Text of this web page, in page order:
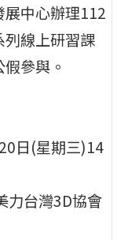
中心辦理112
線上研習課
參與。
日(星期三)14
力台灣3D協會